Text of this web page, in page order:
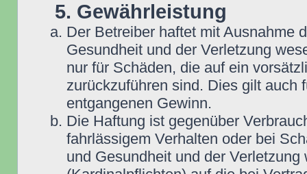
5. Gewährleistung
Der Betreiber haftet mit Ausnahme
Gesundheit und der Verletzung
nur für Schäden, die auf ein
zurückzuführen sind. Dies gilt auch
entgangenen Gewinn.
Die Haftung ist gegenüber
fahrlässigem Verhalten oder bei
und Gesundheit und der